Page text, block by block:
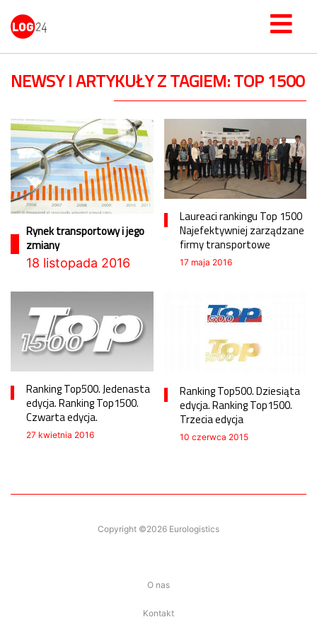
NEWSY I ARTYKUŁY Z TAGIEM: TOP 1500
Rynek transportowy i jego
zmiany
18 listopada 2016
Laureaci rankingu Top 1500
Najefektywniej zarządzane
firmy transportowe
17 maja 2016
Ranking Top500. Jedenasta
edycja. Ranking Top1500.
Czwarta edycja.
27 kwietnia 2016
Ranking Top500. Dziesiąta
edycja. Ranking Top1500.
Trzecia edycja
10 czerwca 2015
Copyright ©2026 Eurologistics
O nas
Kontakt